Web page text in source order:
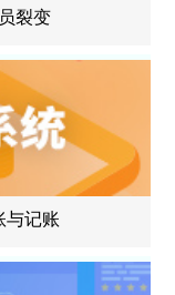
裂变
与记账